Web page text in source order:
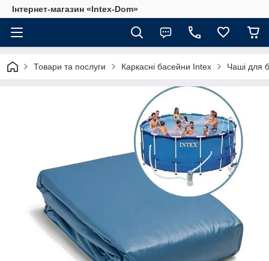
Інтернет-магазин «Intex-Dom»
Товари та послуги Каркасні басейни Intex Чаші для